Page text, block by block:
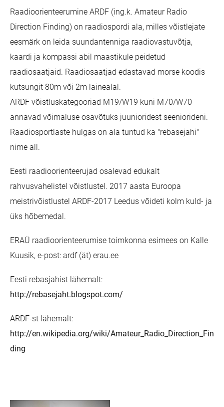
Raadioorienteerumine ARDF (ing.k. Amateur Radio
Direction Finding) on raadiospordi ala, milles võistlejate
eesmärk on leida suundantenniga raadiovastuvõtja,
kaardi ja kompassi abil maastikule peidetud
raadiosaatjaid. Raadiosaatjad edastavad morse koodis
kutsungit 80m või 2m lainealal.
ARDF võistluskategooriad M19/W19 kuni M70/W70
annavad võimaluse osavõtuks juunioridest seeniorideni.
Raadiosportlaste hulgas on ala tuntud ka "rebasejahi"
nime all.
Eesti raadioorienteerujad osalevad edukalt
rahvusvahelistel võistlustel. 2017 aasta Euroopa
meistrivõistlustel ARDF-2017 Leedus võideti kolm kuld- ja
üks hõbemedal.
ERAÜ raadioorienteerumise toimkonna esimees on Kalle
Kuusik, e-post: ardf (ät) erau.ee
Eesti rebasjahist lähemalt:
http://rebasejaht.blogspot.com/
ARDF-st lähemalt:
http://en.wikipedia.org/wiki/Amateur_Radio_Direction_Fin
ding